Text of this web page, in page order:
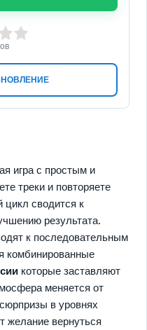
игра с простым и
треки и повторяете
цикл сводится к
результата.
к последовательным
комбинированные
которые заставляют
меняется от
в уровнях
желание вернуться